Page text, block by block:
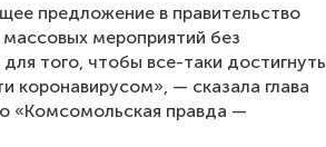
предложение в правительство
мероприятий без
того, чтобы все-таки достигнуть
коронавирусом», — сказала глава
«Комсомольская правда —